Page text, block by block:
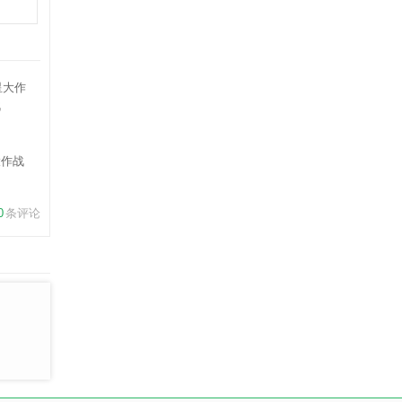
战
条评论